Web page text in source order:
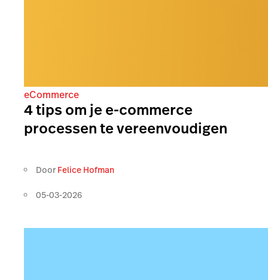
eCommerce
4 tips om je e-commerce
processen te vereenvoudigen
Door Felice Hofman
05-03-2026